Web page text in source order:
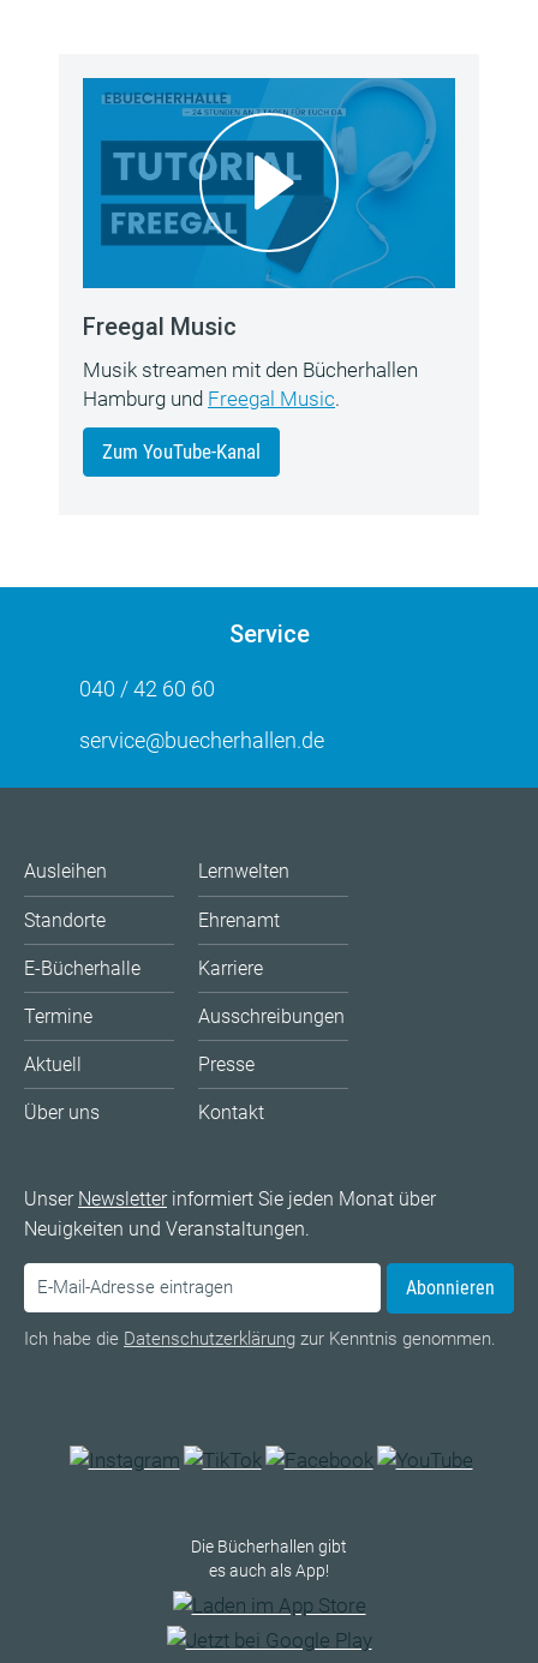
Freegal Music
Musik streamen mit den Bücherhallen
Hamburg und Freegal Music.
Zum YouTube-Kanal
Service
040 / 42 60 60
service@buecherhallen.de
Ausleihen
Standorte
E-Bücherhalle
Termine
Aktuell
Über uns
Lernwelten
Ehrenamt
Karriere
Ausschreibungen
Presse
Kontakt
Unser Newsletterinformiert Sie jeden Monat über
Neuigkeiten und Veranstaltungen.
Abonnieren
Ich habe die Datenschutzerklärung zur Kenntnis genommen.
Die Bücherhallen gibt
es auch als App!